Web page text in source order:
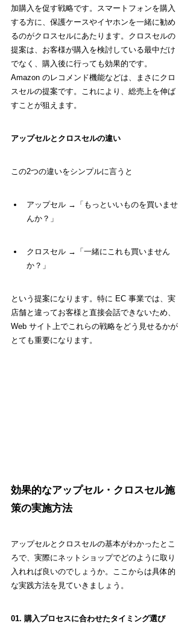
加購入を促す戦略です。スマートフォンを購入
する方に、保護ケースやイヤホンを一緒に勧め
るのがクロスセルにあたります。クロスセルの
提案は、お客様が購入を検討している最中だけ
でなく、購入後に行っても効果的です。
Amazon のレコメンド機能などは、まさにクロ
スセルの提案です。これにより、総売上を伸ば
すことが狙えます。
アップセルとクロスセルの違い
この2つの違いをシンプルに言うと
アップセル →「もっといいものを買いませ
んか？」
クロスセル →「一緒にこれも買いません
か？」
という提案になります。特に EC 事業では、実
店舗と違ってお客様と直接会話できないため、
Web サイト上でこれらの戦略をどう見せるかが
とても重要になります。
効果的なアップセル・クロスセル施
策の実施方法
アップセルとクロスセルの基本がわかったとこ
ろで、実際にネットショップでどのように取り
入れれば良いのでしょうか。ここからは具体的
な実践方法を見ていきましょう。
01. 購入プロセスに合わせたタイミング選び